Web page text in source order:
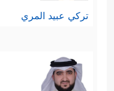
تركي عبيد المري